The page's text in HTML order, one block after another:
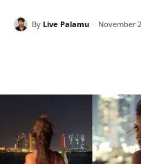
By Live Palamu November